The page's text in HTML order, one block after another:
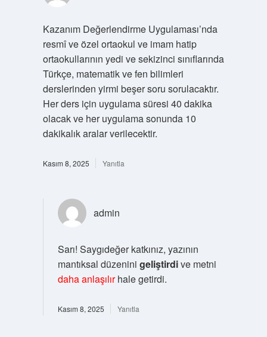
Kazanım Değerlendirme Uygulaması’nda
resmî ve özel ortaokul ve imam hatip
ortaokullarının yedi ve sekizinci sınıflarında
Türkçe, matematik ve fen bilimleri
derslerinden yirmi beşer soru sorulacaktır.
Her ders için uygulama süresi 40 dakika
olacak ve her uygulama sonunda 10
dakikalık aralar verilecektir.
Kasım 8, 2025 Yanıtla
admin
Sarı! Saygıdeğer katkınız, yazının
mantıksal düzenini geliştirdive metni
daha anlaşılırhale getirdi.
Kasım 8, 2025 Yanıtla